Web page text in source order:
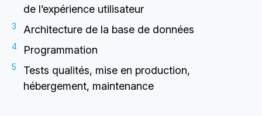
de l’expérience utilisateur
Architecture de la base de données
Programmation
Tests qualités, mise en production,
hébergement, maintenance